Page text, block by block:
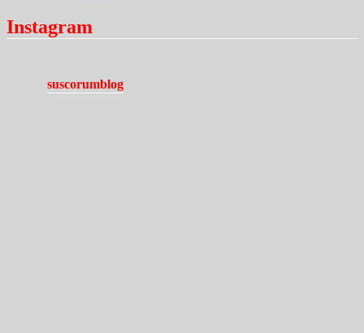
Instagram
suscorumblog